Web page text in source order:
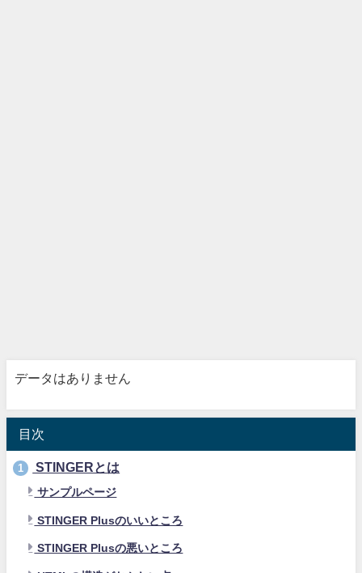
データはありません
目次
1 STINGERとは
サンプルページ
STINGER Plusのいいところ
STINGER Plusの悪いところ